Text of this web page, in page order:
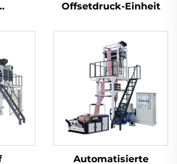
Offsetdruck-Einheit
Automatisierte